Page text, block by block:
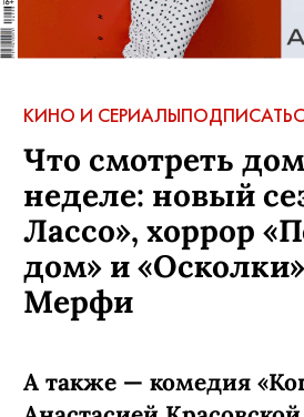
КИНО И СЕРИАЛЫ
Что смотреть
неделе: новый
Лассо», хоррор
дом» и
Мерфи
А также — комедия